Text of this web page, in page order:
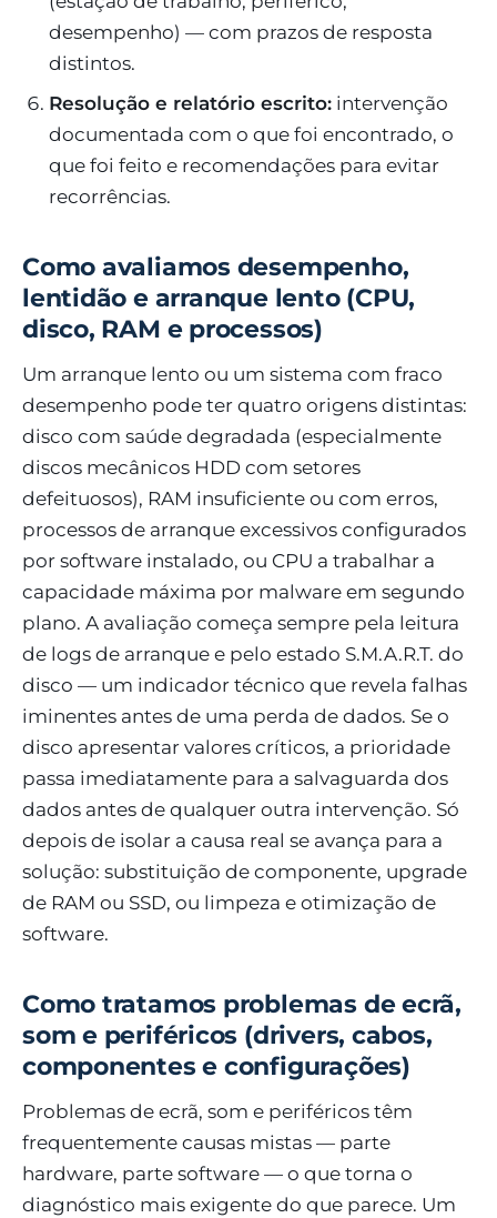
desempenho) — com prazos de resposta
distintos.
Resolução e relatório escrito: intervenção
documentada com o que foi encontrado, o
que foi feito e recomendações para evitar
recorrências.
Como avaliamos desempenho,
lentidão e arranque lento (CPU,
disco, RAM e processos)
Um arranque lento ou um sistema com fraco
desempenho pode ter quatro origens distintas:
disco com saúde degradada (especialmente
discos mecânicos HDD com setores
defeituosos), RAM insuficiente ou com erros,
processos de arranque excessivos configurados
por software instalado, ou CPU a trabalhar a
capacidade máxima por malware em segundo
plano. A avaliação começa sempre pela leitura
de logs de arranque e pelo estado S.M.A.R.T. do
disco — um indicador técnico que revela falhas
iminentes antes de uma perda de dados. Se o
disco apresentar valores críticos, a prioridade
passa imediatamente para a salvaguarda dos
dados antes de qualquer outra intervenção. Só
depois de isolar a causa real se avança para a
solução: substituição de componente, upgrade
de RAM ou SSD, ou limpeza e otimização de
software.
Como tratamos problemas de ecrã,
som e periféricos (drivers, cabos,
componentes e configurações)
Problemas de ecrã, som e periféricos têm
frequentemente causas mistas — parte
hardware, parte software — o que torna o
diagnóstico mais exigente do que parece. Um